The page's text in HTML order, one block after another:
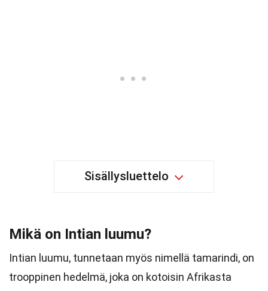
Sisällysluettelo
Mikä on Intian luumu?
Intian luumu, tunnetaan myös nimellä tamarindi, on
trooppinen hedelmä, joka on kotoisin Afrikasta